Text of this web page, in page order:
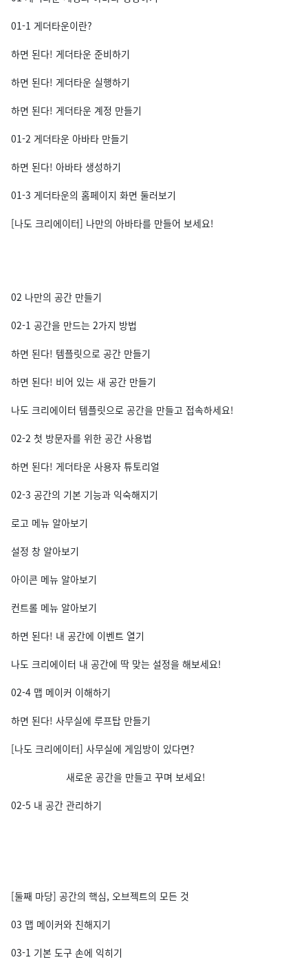
01-1 게더타운이란?
하면 된다! 게더타운 준비하기
하면 된다! 게더타운 실행하기
하면 된다! 게더타운 계정 만들기
01-2 게더타운 아바타 만들기
하면 된다! 아바타 생성하기
01-3 게더타운의 홈페이지 화면 둘러보기
[나도 크리에이터] 나만의 아바타를 만들어 보세요!
02 나만의 공간 만들기
02-1 공간을 만드는 2가지 방법
하면 된다! 템플릿으로 공간 만들기
하면 된다! 비어 있는 새 공간 만들기
나도 크리에이터 템플릿으로 공간을 만들고 접속하세요!
02-2 첫 방문자를 위한 공간 사용법
하면 된다! 게더타운 사용자 튜토리얼
02-3 공간의 기본 기능과 익숙해지기
로고 메뉴 알아보기
설정 창 알아보기
아이콘 메뉴 알아보기
컨트롤 메뉴 알아보기
하면 된다! 내 공간에 이벤트 열기
나도 크리에이터 내 공간에 딱 맞는 설정을 해보세요!
02-4 맵 메이커 이해하기
하면 된다! 사무실에 루프탑 만들기
[나도 크리에이터] 사무실에 게임방이 있다면?
새로운 공간을 만들고 꾸며 보세요!
02-5 내 공간 관리하기
[둘째 마당] 공간의 핵심, 오브젝트의 모든 것
03 맵 메이커와 친해지기
03-1 기본 도구 손에 익히기